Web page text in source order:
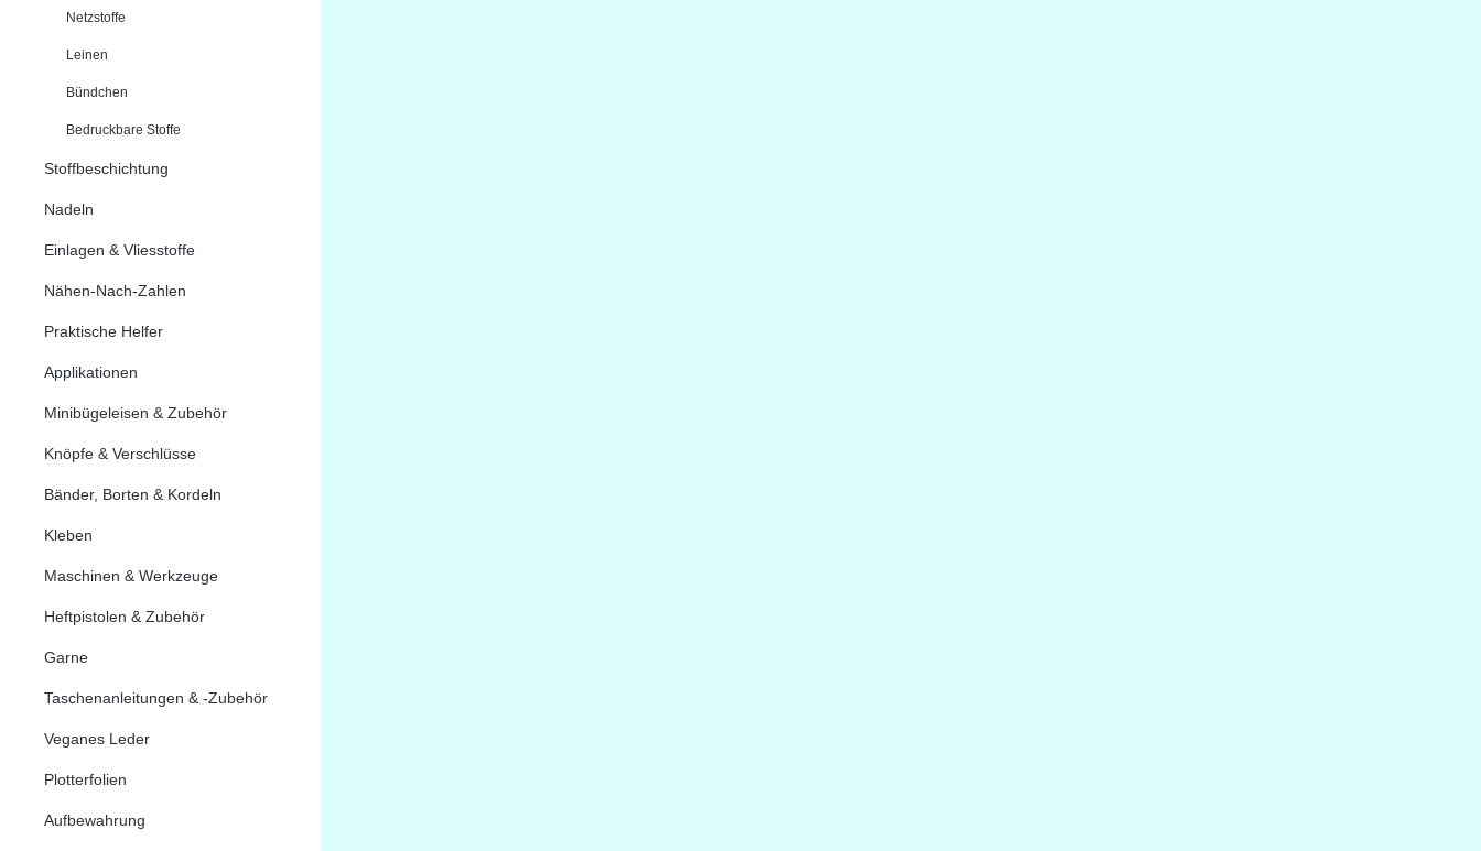
Netzstoffe
Leinen
Bündchen
Bedruckbare Stoffe
Stoffbeschichtung
Nadeln
Einlagen & Vliesstoffe
Nähen-Nach-Zahlen
Praktische Helfer
Applikationen
Minibügeleisen & Zubehör
Knöpfe & Verschlüsse
Bänder, Borten & Kordeln
Kleben
Maschinen & Werkzeuge
Heftpistolen & Zubehör
Garne
Taschenanleitungen & -Zubehör
Veganes Leder
Plotterfolien
Aufbewahrung